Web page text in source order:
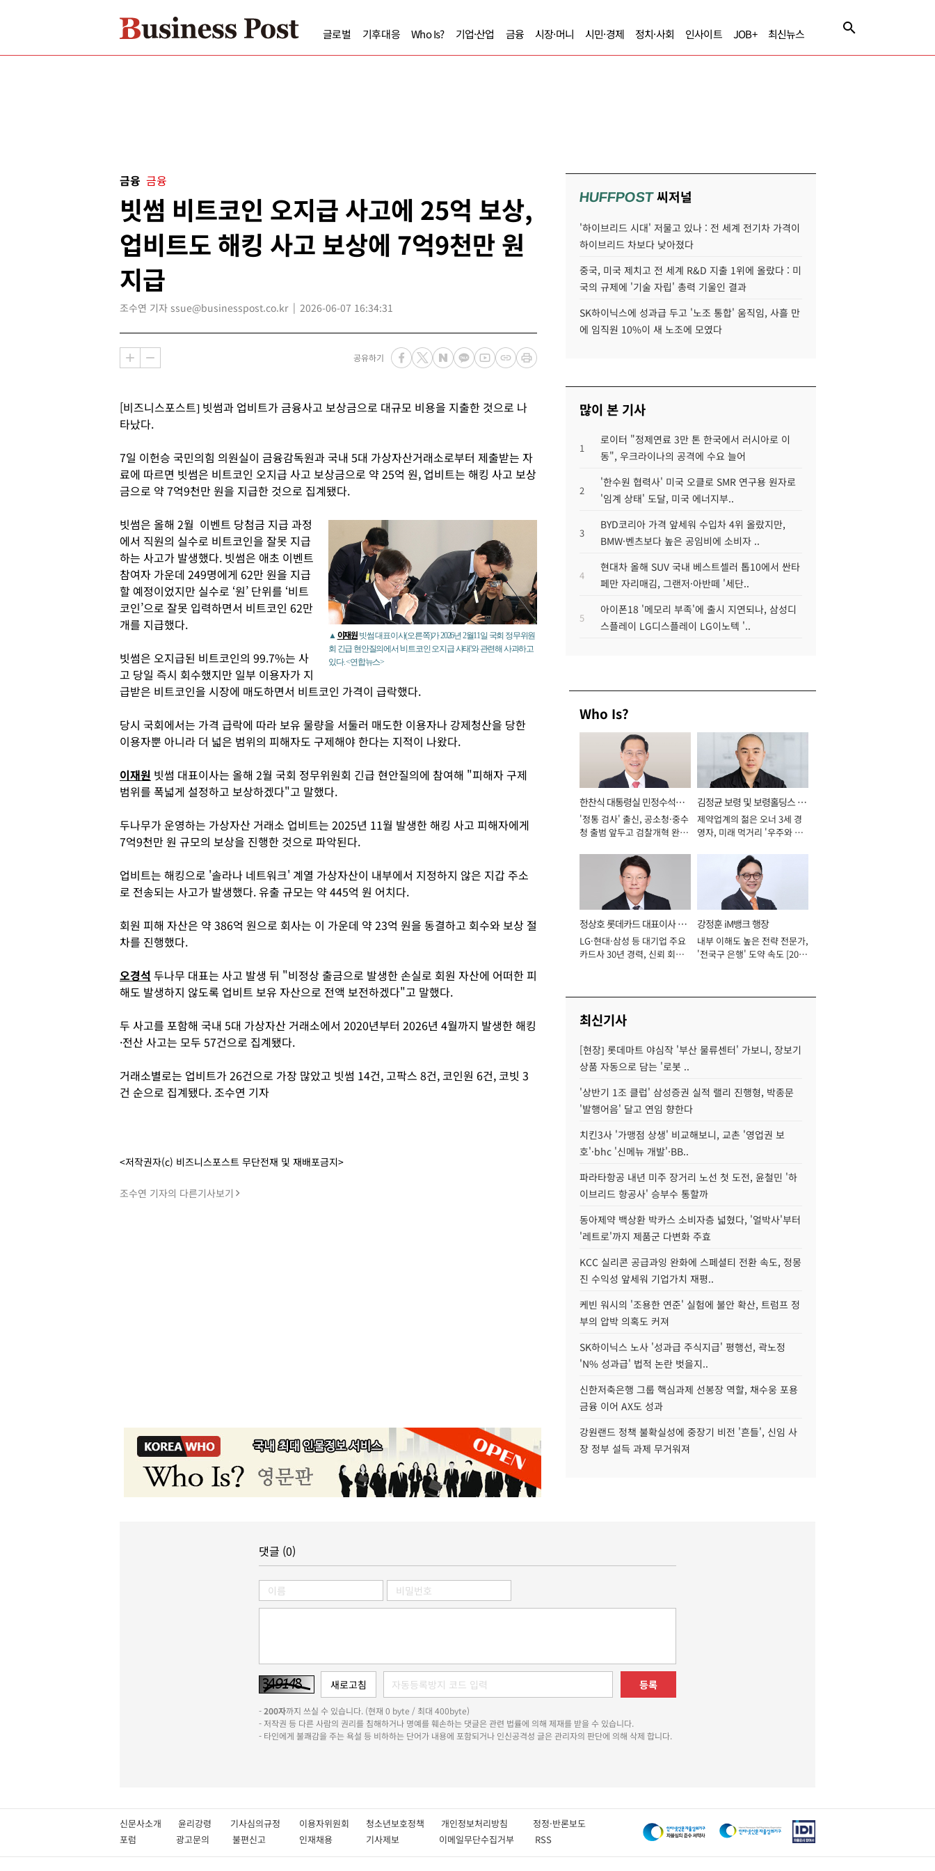
글로벌 기후대응 Who Is? 기업·산업 금융 시장·머니 시민·경제 정치·사회 인사이트 JOB+ 최신뉴스
금융 금융
빗썸 비트코인 오지급 사고에 25억 보상,
업비트도 해킹 사고 보상에 7억9천만 원
지급
조수연 기자 ssue@businesspost.co.kr 2026-06-07 16:34:31
공유하기
[비즈니스포스트] 빗썸과 업비트가 금융사고 보상금으로 대규모 비용을 지출한 것으로 나
타났다.
7일 이헌승 국민의힘 의원실이 금융감독원과 국내 5대 가상자산거래소로부터 제출받는 자
료에 따르면 빗썸은 비트코인 오지급 사고 보상금으로 약 25억 원, 업비트는 해킹 사고 보상
금으로 약 7억9천만 원을 지급한 것으로 집계됐다.
▲ 이재원 빗썸 대표이사(오른쪽)가 2026년 2월11일 국회 정무위원
회 긴급 현안질의에서 '비트코인 오지급 사태'와 관련해 사과하고
있다. <연합뉴스>
빗썸은 올해 2월 이벤트 당첨금 지급 과정
에서 직원의 실수로 비트코인을 잘못 지급
하는 사고가 발생했다. 빗썸은 애초 이벤트
참여자 가운데 249명에게 62만 원을 지급
할 예정이었지만 실수로 ‘원’ 단위를 ‘비트
코인’으로 잘못 입력하면서 비트코인 62만
개를 지급했다.
빗썸은 오지급된 비트코인의 99.7%는 사
고 당일 즉시 회수했지만 일부 이용자가 지
급받은 비트코인을 시장에 매도하면서 비트코인 가격이 급락했다.
당시 국회에서는 가격 급락에 따라 보유 물량을 서둘러 매도한 이용자나 강제청산을 당한
이용자뿐 아니라 더 넓은 범위의 피해자도 구제해야 한다는 지적이 나왔다.
이재원 빗썸 대표이사는 올해 2월 국회 정무위원회 긴급 현안질의에 참여해 "피해자 구제
범위를 폭넓게 설정하고 보상하겠다"고 말했다.
두나무가 운영하는 가상자산 거래소 업비트는 2025년 11월 발생한 해킹 사고 피해자에게
7억9천만 원 규모의 보상을 진행한 것으로 파악된다.
업비트는 해킹으로 '솔라나 네트워크' 계열 가상자산이 내부에서 지정하지 않은 지갑 주소
로 전송되는 사고가 발생했다. 유출 규모는 약 445억 원 어치다.
회원 피해 자산은 약 386억 원으로 회사는 이 가운데 약 23억 원을 동결하고 회수와 보상 절
차를 진행했다.
오경석 두나무 대표는 사고 발생 뒤 "비정상 출금으로 발생한 손실로 회원 자산에 어떠한 피
해도 발생하지 않도록 업비트 보유 자산으로 전액 보전하겠다"고 말했다.
두 사고를 포함해 국내 5대 가상자산 거래소에서 2020년부터 2026년 4월까지 발생한 해킹
·전산 사고는 모두 57건으로 집계됐다.
거래소별로는 업비트가 26건으로 가장 많았고 빗썸 14건, 고팍스 8건, 코인원 6건, 코빗 3
건 순으로 집계됐다. 조수연 기자
<저작권자(c) 비즈니스포스트 무단전재 및 재배포금지>
조수연 기자의 다른기사보기
HUFFPOST씨저널
'하이브리드 시대' 저물고 있나 : 전 세계 전기차 가격이
하이브리드 차보다 낮아졌다
중국, 미국 제치고 전 세계 R&D 지출 1위에 올랐다 : 미
국의 규제에 '기술 자립' 총력 기울인 결과
SK하이닉스에 성과급 두고 '노조 통합' 움직임, 사흘 만
에 임직원 10%이 새 노조에 모였다
많이 본 기사
1
로이터 "정제연료 3만 톤 한국에서 러시아로 이
동", 우크라이나의 공격에 수요 늘어
2
'한수원 협력사' 미국 오클로 SMR 연구용 원자로
'임계 상태' 도달, 미국 에너지부..
3
BYD코리아 가격 앞세워 수입차 4위 올랐지만,
BMW·벤츠보다 높은 공임비에 소비자 ..
4
현대차 올해 SUV 국내 베스트셀러 톱10에서 싼타
페만 자리매김, 그랜저·아반떼 '세단..
5
아이폰18 '메모리 부족'에 출시 지연되나, 삼성디
스플레이 LG디스플레이 LG이노텍 '..
Who Is?
한찬식 대통령실 민정수석비
서관
'정통 검사' 출신, 공소청·중수
청 출범 앞두고 검찰개혁 완수
김정균 보령 및 보령홀딩스 대
표이사 사장
제약업계의 젊은 오너 3세 경
영자, 미래 먹거리 '우주와 헬
정상호 롯데카드 대표이사 사
장
LG·현대·삼성 등 대기업 주요
카드사 30년 경력, 신뢰 회복
강정훈 iM뱅크 행장
내부 이해도 높은 전략 전문가,
'전국구 은행' 도약 속도 [2026
최신기사
[현장] 롯데마트 야심작 '부산 물류센터' 가보니, 장보기
상품 자동으로 담는 '로봇 ..
'상반기 1조 클럽' 삼성증권 실적 랠리 진행형, 박종문
'발행어음' 달고 연임 향한다
치킨3사 '가맹점 상생' 비교해보니, 교촌 '영업권 보
호'·bhc '신메뉴 개발'·BB..
파라타항공 내년 미주 장거리 노선 첫 도전, 윤철민 '하
이브리드 항공사' 승부수 통할까
동아제약 백상환 박카스 소비자층 넓혔다, '얼박사'부터
'레트로'까지 제품군 다변화 주효
KCC 실리콘 공급과잉 완화에 스페셜티 전환 속도, 정몽
진 수익성 앞세워 기업가치 재평..
케빈 워시의 '조용한 연준' 실험에 불안 확산, 트럼프 정
부의 압박 의혹도 커져
SK하이닉스 노사 '성과급 주식지급' 평행선, 곽노정
'N% 성과급' 법적 논란 벗을지..
신한저축은행 그룹 핵심과제 선봉장 역할, 채수웅 포용
금융 이어 AX도 성과
강원랜드 정책 불확실성에 중장기 비전 '흔들', 신임 사
장 정부 설득 과제 무거워져
댓글 (0)
등록
-200자까지 쓰실 수 있습니다. (현재 0 byte / 최대 400byte)
- 저작권 등 다른 사람의 권리를 침해하거나 명예를 훼손하는 댓글은 관련 법률에 의해 제재를 받을 수 있습니다.
- 타인에게 불쾌감을 주는 욕설 등 비하하는 단어가 내용에 포함되거나 인신공격성 글은 관리자의 판단에 의해 삭제 합니다.
신문사소개 윤리강령 기사심의규정 이용자위원회 청소년보호정책 개인정보처리방침 정정·반론보도
포럼
광고문의 불편신고 인재채용 기사제보 이메일무단수집거부 RSS